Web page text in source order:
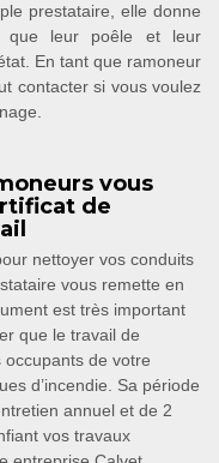
prestataire, elle donne
que leur poêle et leur
En tant que ramoneur
contacter si vous voulez
vous
de
nettoyer vos conduits
vous remette en
est très important
que le travail de
de votre
d’incendie. Sa période
annuel et de 2
vos travaux